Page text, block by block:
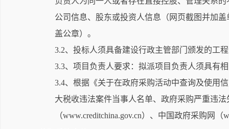
公司信息、股东或投资人信息（网页截图并加
盖公章）。
3.2、投标人须具备建设行政主管部门颁发的工
3.3、项目负责人要求：拟派项目负责人须具有
3.4、根据《关于在政府采购活动中查询及使用
大税收违法案件当事人名单、政府采购严重违
（www.creditchina.gov.cn）、中国政府采购网